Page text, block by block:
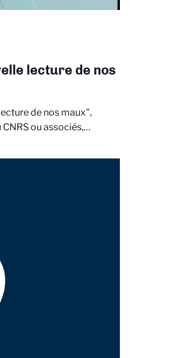
lecture de nos
de nos maux",
ou associés,…